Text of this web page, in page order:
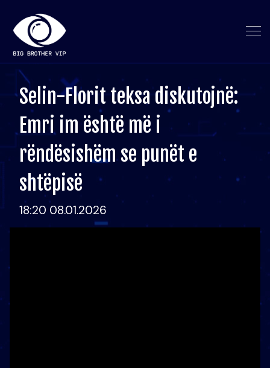
Selin-Florit teksa diskutojnë:
Emri im është më i
rëndësishëm se punët e
shtëpisë
18:20 08.01.2026